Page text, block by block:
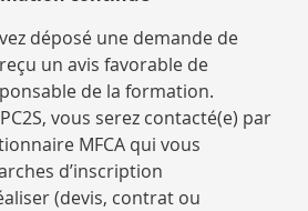
déposé une demande de
un avis favorable de
de la formation.
vous serez contacté(e) par
MFCA qui vous
d’inscription
(devis, contrat ou